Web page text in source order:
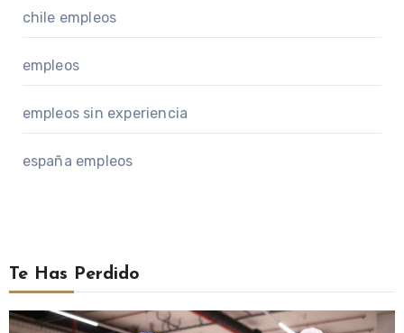
chile empleos
empleos
empleos sin experiencia
españa empleos
Te Has Perdido